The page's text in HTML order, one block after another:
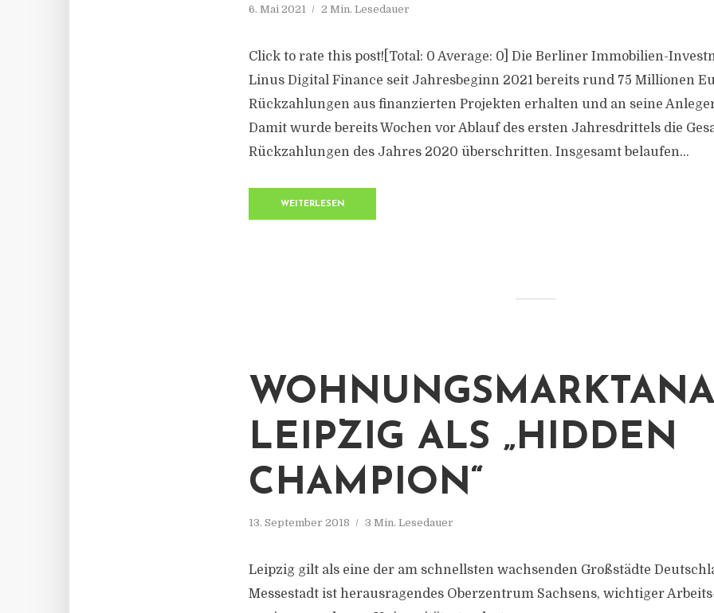
6. Mai 2021 2 Min. Lesedauer
Click to rate this post![Total: 0 Average: 0] Die Berliner Immobilien-
Linus Digital Finance seit Jahresbeginn 2021 bereits rund 75 Millionen
Rückzahlungen aus finanzierten Projekten erhalten und an seine
Damit wurde bereits Wochen vor Ablauf des ersten Jahresdrittels die
Rückzahlungen des Jahres 2020 überschritten. Insgesamt belaufen...
WEITERLESEN
LEIPZIG ALS „HIDDEN
CHAMPION“
13. September 2018 3 Min. Lesedauer
Leipzig gilt als eine der am schnellsten wachsenden Großstädte
Messestadt ist herausragendes Oberzentrum Sachsens, wichtiger